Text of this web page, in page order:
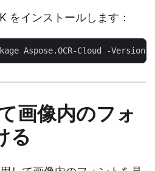
をインストールします：
画像内のフォ
る